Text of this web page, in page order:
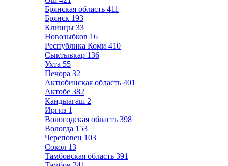
Брянская область 411
Брянск 193
Клинцы 33
Новозыбков 16
Республика Коми 410
Сыктывкар 136
Ухта 55
Печора 32
Актюбинская область 401
Актобе 382
Кандыагаш 2
Иргиз 1
Вологодская область 398
Вологда 153
Череповец 103
Сокол 13
Тамбовская область 391